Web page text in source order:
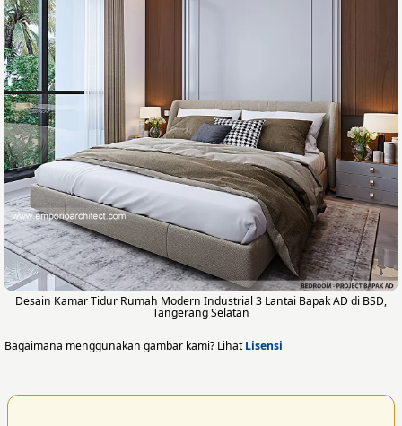
Desain Kamar Tidur Rumah Modern Industrial 3 Lantai Bapak AD di BSD,
Tangerang Selatan
Bagaimana menggunakan gambar kami? LihatLisensi